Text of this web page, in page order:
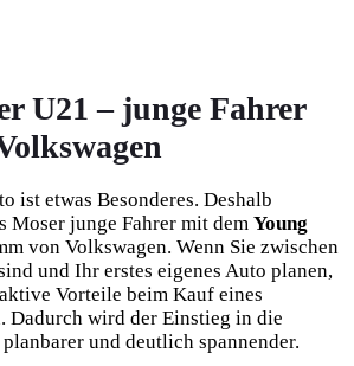
U21 – junge Fahrer
ist etwas Besonderes. Deshalb
Moser junge Fahrer mit dem Young
von Volkswagen. Wenn Sie zwischen
und Ihr erstes eigenes Auto planen,
Vorteile beim Kauf eines
Dadurch wird der Einstieg in die
und deutlich spannender.